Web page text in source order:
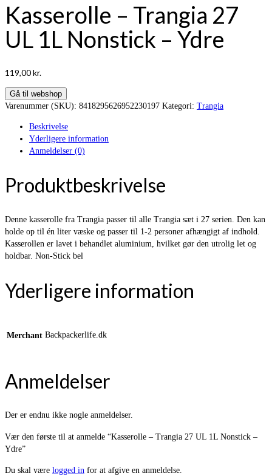
Kasserolle – Trangia 27
UL 1L Nonstick – Ydre
119,00kr.
Gå til webshop
Varenummer (SKU): 8418295626952230197 Kategori: Trangia
Beskrivelse
Yderligere information
Anmeldelser (0)
Produktbeskrivelse
Denne kasserolle fra Trangia passer til alle Trangia sæt i 27 serien. Den kan
holde op til én liter væske og passer til 1-2 personer afhængigt af indhold.
Kasserollen er lavet i behandlet aluminium, hvilket gør den utrolig let og
holdbar. Non-Stick bel
Yderligere information
Merchant Backpackerlife.dk
Anmeldelser
Der er endnu ikke nogle anmeldelser.
Vær den første til at anmelde “Kasserolle – Trangia 27 UL 1L Nonstick –
Ydre”
Du skal være logged in for at afgive en anmeldelse.